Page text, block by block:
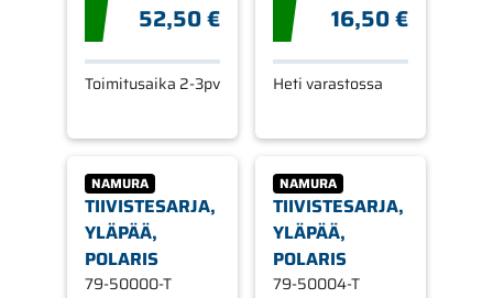
52,50 €
Toimitusaika 2-3pv
16,50 €
Heti varastossa
NAMURA
TIIVISTESARJA,
YLÄPÄÄ,
POLARIS
79-50000-T
NAMURA
TIIVISTESARJA,
YLÄPÄÄ,
POLARIS
79-50004-T